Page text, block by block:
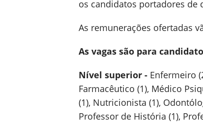
os candidatos portadores de
As remunerações ofertadas
As vagas são para
Nível superior - Enfermeiro
Farmacêutico (1), Médico
(1), Nutricionista (1),
Professor de História (1),